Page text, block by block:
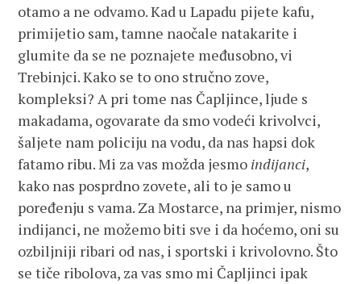
otamo a ne odvamo. Kad u Lapadu pijete kafu,
primijetio sam, tamne naočale natakarite i
glumite da se ne poznajete međusobno, vi
Trebinjci. Kako se to ono stručno zove,
kompleksi? A pri tome nas Čapljince, ljude s
makadama, ogovarate da smo vodeći krivolvci,
šaljete nam policiju na vodu, da nas hapsi dok
fatamo ribu. Mi za vas možda jesmo indijanci,
kako nas posprdno zovete, ali to je samo u
poređenju s vama. Za Mostarce, na primjer, nismo
indijanci, ne možemo biti sve i da hoćemo, oni su
ozbiljniji ribari od nas, i sportski i krivolovno. Što
se tiče ribolova, za vas smo mi Čapljinci ipak